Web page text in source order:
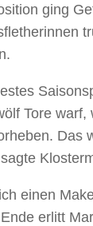
ging
Tore warf,
Das
einen
erlitt